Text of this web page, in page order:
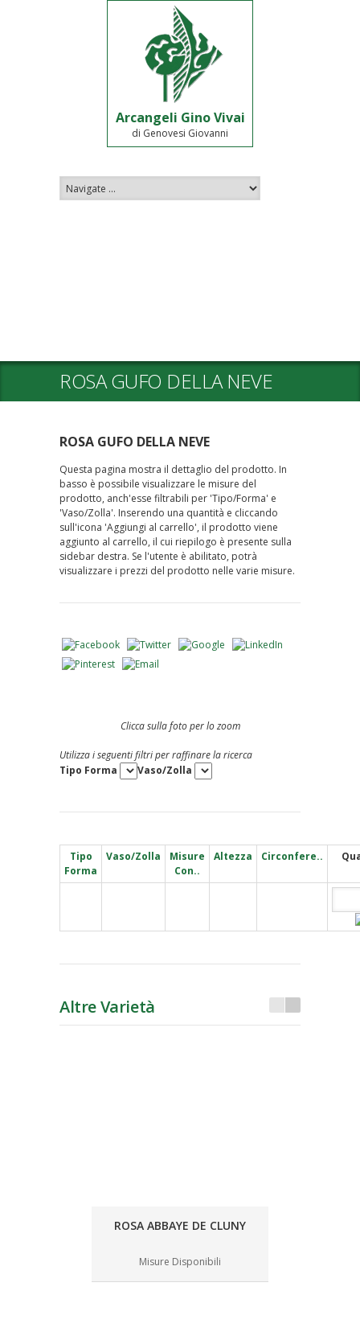
Arcangeli Gino Vivai
di Genovesi Giovanni
ROSA GUFO DELLA NEVE
ROSA GUFO DELLA NEVE
Questa pagina mostra il dettaglio del prodotto. In
basso è possibile visualizzare le misure del
prodotto, anch'esse filtrabili per 'Tipo/Forma' e
'Vaso/Zolla'. Inserendo una quantità e cliccando
sull'icona 'Aggiungi al carrello', il prodotto viene
aggiunto al carrello, il cui riepilogo è presente sulla
sidebar destra. Se l'utente è abilitato, potrà
visualizzare i prezzi del prodotto nelle varie misure.
Clicca sulla foto per lo zoom
Utilizza i seguenti filtri per raffinare la ricerca
Tipo Forma
Vaso/Zolla
Tipo
Forma
Vaso/Zolla
Misure
Con..
Altezza Circonfere..
Altre Varietà
ROSA ABBAYE DE CLUNY
Misure Disponibili